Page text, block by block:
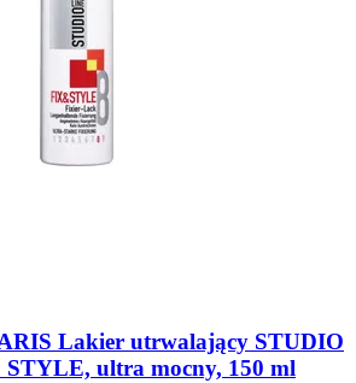
Lakier utrwalający STUDIO
ultra mocny, 150 ml